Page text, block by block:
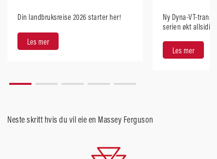
Din landbruksreise 2026 starter her!
Les mer
Ny Dyna-VT-
serien økt
Les mer
Neste skritt hvis du vil eie en Massey Ferguson